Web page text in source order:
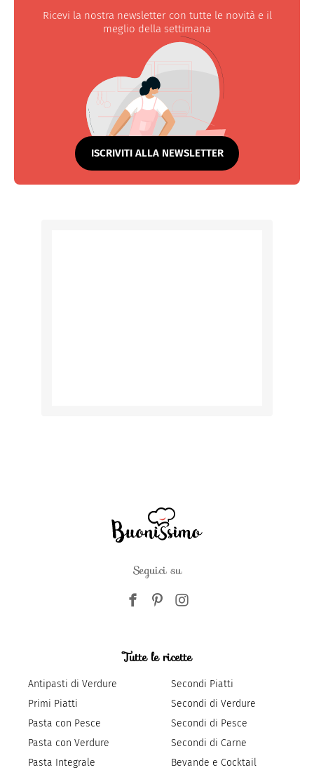
Ricevi la nostra newsletter con tutte le novità e il
meglio della settimana
ISCRIVITI ALLA NEWSLETTER
Seguici su
Tutte le ricette
Antipasti di Verdure
Primi Piatti
Pasta con Pesce
Pasta con Verdure
Pasta Integrale
Secondi Piatti
Secondi di Verdure
Secondi di Pesce
Secondi di Carne
Bevande e Cocktail